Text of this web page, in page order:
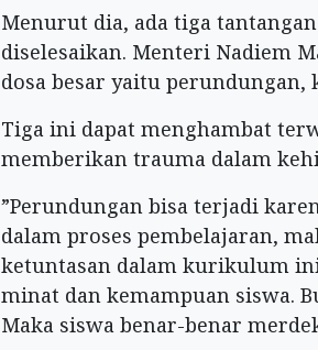
Menurut dia, ada tiga
diselesaikan. Menteri Nadiem
dosa besar yaitu perundungan,
Tiga ini dapat menghambat
memberikan trauma dalam
”Perundungan bisa terjadi
dalam proses pembelajaran,
ketuntasan dalam kurikulum
minat dan kemampuan siswa.
Maka siswa benar-benar